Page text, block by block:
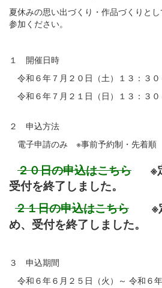
夏休みの思い出づくり・作品づくりと
参加ください。
１ 開催日時
令和６年７月２０日（土）１３：３０
令和６年７月２１日（日）１３：３０
２ 申込方法
電子申請のみ ※事前予約制・先着順
２０日の申込はこちら
※
受付を終了しました。
２１日の申込はこちら ※定
め、受付を終了しました。
３ 申込期間
令和６年６月２５日（火）～ 令和６年